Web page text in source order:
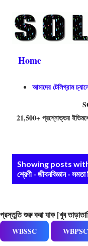
Home
আমাদের টেলিগ্রাম
21,500+ প্রশ্নোত্তর ইতিমধ্যেই
s
Showing posts
শ্রেণী - জীবনবিজ্ঞান - সমতা
প্রস্তুতি শুরু করা যাক [খুব
WBSSC WBPSC